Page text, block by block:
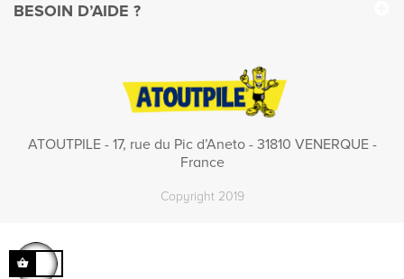
BESOIN D’AIDE ?
ATOUTPILE - 17, rue du Pic d’Aneto - 31810 VENERQUE -
France
Copyright 2019